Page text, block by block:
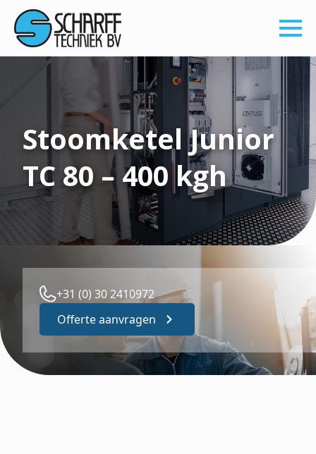
Stoomketel Junior
TC 80 – 400 kgh
+31 (0) 30 2410972
Offerte aanvragen